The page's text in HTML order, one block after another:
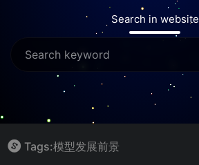
Search in website
Tags:模型发展前景